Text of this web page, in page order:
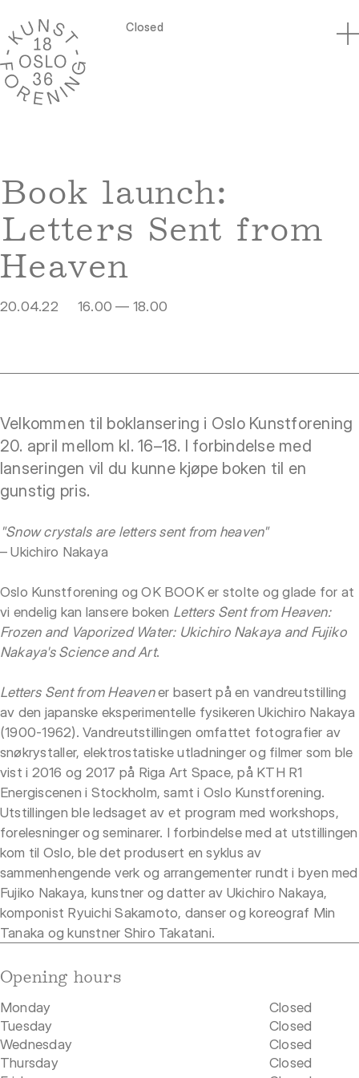
Closed
Book launch:
Letters Sent from
Heaven
20.04.22 16.00 — 18.00
Velkommen til boklansering i Oslo Kunstforening
20. april mellom kl. 16–18. I forbindelse med
lanseringen vil du kunne kjøpe boken til en
gunstig pris.
"Snow crystals are letters sent from heaven"
– Ukichiro Nakaya
Oslo Kunstforening og OK BOOK er stolte og glade for at
vi endelig kan lansere boken Letters Sent from Heaven:
Frozen and Vaporized Water: Ukichiro Nakaya and Fujiko
Nakaya's Science and Art.
Letters Sent from Heavener basert på en vandreutstilling
av den japanske eksperimentelle fysikeren Ukichiro Nakaya
(1900-1962). Vandreutstillingen omfattet fotografier av
snøkrystaller, elektrostatiske utladninger og filmer som ble
vist i 2016 og 2017 på Riga Art Space, på KTH R1
Energiscenen i Stockholm, samt i Oslo Kunstforening.
Utstillingen ble ledsaget av et program med workshops,
forelesninger og seminarer. I forbindelse med at utstillingen
kom til Oslo, ble det produsert en syklus av
sammenhengende verk og arrangementer rundt i byen med
Fujiko Nakaya, kunstner og datter av Ukichiro Nakaya,
komponist Ryuichi Sakamoto, danser og koreograf Min
Tanaka og kunstner Shiro Takatani.
Opening hours
Monday
Closed
Tuesday
Closed
Wednesday
Closed
Thursday
Closed